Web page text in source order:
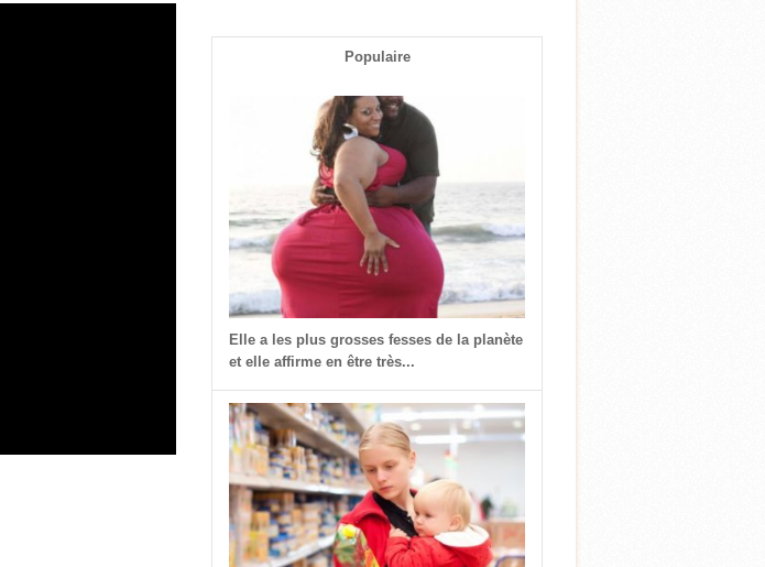
Populaire
Elle a les plus grosses fesses de la planète
et elle affirme en être très...